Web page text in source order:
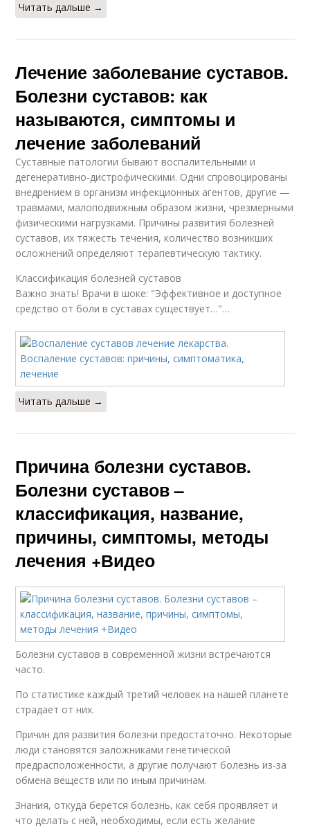
Читать дальше →
Лечение заболевание суставов.
Болезни суставов: как
называются, симптомы и
лечение заболеваний
Суставные патологии бывают воспалительными и
дегенеративно-дистрофическими. Одни спровоцированы
внедрением в организм инфекционных агентов, другие —
травмами, малоподвижным образом жизни, чрезмерными
физическими нагрузками. Причины развития болезней
суставов, их тяжесть течения, количество возникших
осложнений определяют терапевтическую тактику.
Классификация болезней суставов
Важно знать! Врачи в шоке: "Эффективное и доступное
средство от боли в суставах существует…"…
Читать дальше →
Причина болезни суставов.
Болезни суставов –
классификация, название,
причины, симптомы, методы
лечения +Видео
Болезни суставов в современной жизни встречаются
часто.
По статистике каждый третий человек на нашей планете
страдает от них.
Причин для развития болезни предостаточно. Некоторые
люди становятся заложниками генетической
предрасположенности, а другие получают болезнь из-за
обмена веществ или по иным причинам.
Знания, откуда берется болезнь, как себя проявляет и
что делать с ней, необходимы, если есть желание